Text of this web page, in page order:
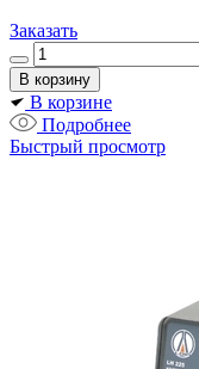
Заказать
В корзине
Подробнее
Быстрый просмотр